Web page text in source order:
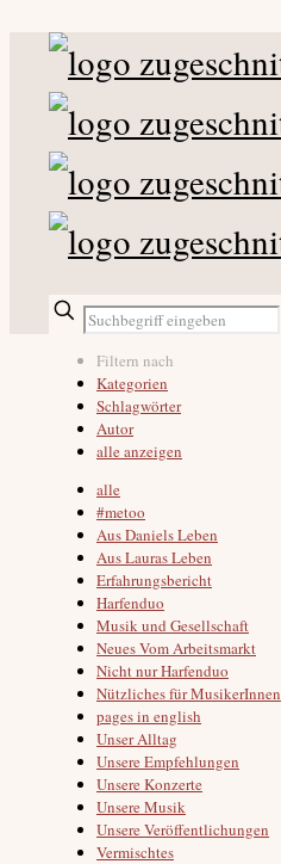
Filtern nach
Kategorien
Schlagwörter
Autor
alle anzeigen
alle
#metoo
Aus Daniels Leben
Aus Lauras Leben
Erfahrungsbericht
Harfenduo
Musik und Gesellschaft
Neues Vom Arbeitsmarkt
Nicht nur Harfenduo
Nützliches für MusikerInnen
pages in english
Unser Alltag
Unsere Empfehlungen
Unsere Konzerte
Unsere Musik
Unsere Veröffentlichungen
Vermischtes